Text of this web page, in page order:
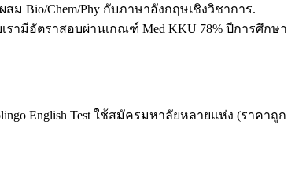
สม Bio/Chem/Phy กับภาษาอังกฤษเชิงวิชาการ.
รามีอัตราสอบผ่านเกณฑ์ Med KKU 78% ปีการศึกษา
English Test ใช้สมัครมหาลัยหลายแห่ง (ราคาถูก